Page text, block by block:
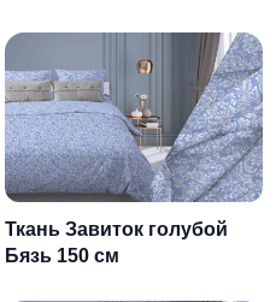
Ткань Завиток голубой
Бязь 150 см